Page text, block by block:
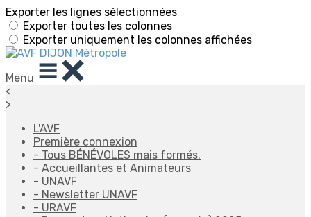
Exporter les lignes sélectionnées
Exporter toutes les colonnes
Exporter uniquement les colonnes affichées
Menu
<
>
L'AVF
Première connexion
- Tous BÉNÉVOLES mais formés.
- Accueillantes et Animateurs
- UNAVF
- Newsletter UNAVF
- URAVF